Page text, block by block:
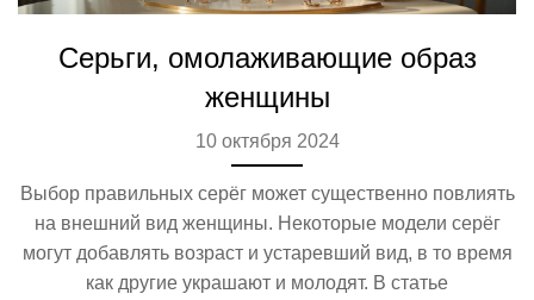
Серьги, омолаживающие образ
женщины
10 октября 2024
Выбор правильных серёг может существенно повлиять
на внешний вид женщины. Некоторые модели серёг
могут добавлять возраст и устаревший вид, в то время
как другие украшают и молодят. В статье